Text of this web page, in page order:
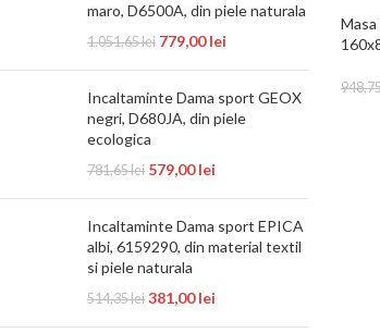
maro, D6500A, din piele naturala
1.051,65lei 779,00lei
Incaltaminte Dama sport GEOX
negri, D680JA, din piele
ecologica
781,65lei 579,00lei
Incaltaminte Dama sport EPICA
albi, 6159290, din material textil
si piele naturala
514,35lei 381,00lei